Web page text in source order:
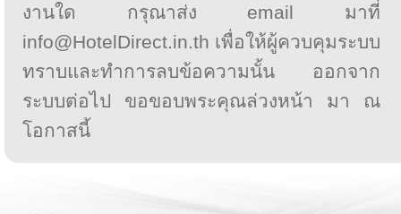
งานใด กรุณาส่ง email มาที่
info@HotelDirect.in.th เพื่อให้ผู้ควบคุมระบบ
ทราบและทำการลบข้อความนั้น ออกจาก
ระบบต่อไป ขอขอบพระคุณล่วงหน้า มา ณ
โอกาสนี้